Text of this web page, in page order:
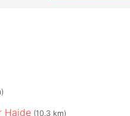
Haide (10.3 km)